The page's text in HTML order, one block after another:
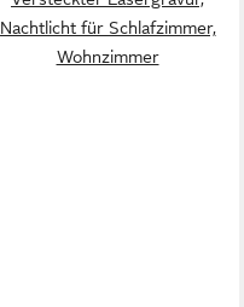
Nachtlicht für Schlafzimmer,
Wohnzimmer